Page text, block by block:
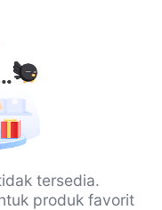
tersedia.
produk favorit